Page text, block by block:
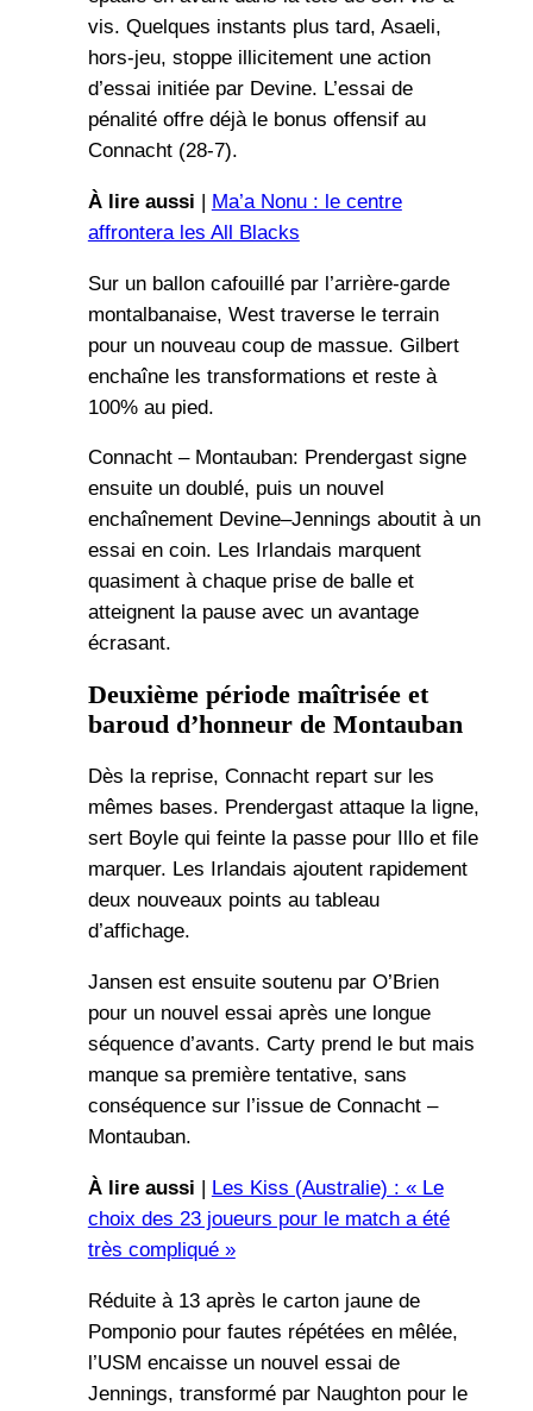
vis. Quelques instants plus tard, Asaeli,
hors-jeu, stoppe illicitement une action
d’essai initiée par Devine. L’essai de
pénalité offre déjà le bonus offensif au
Connacht (28-7).
À lire aussi | Ma’a Nonu : le centre
affrontera les All Blacks
Sur un ballon cafouillé par l’arrière-garde
montalbanaise, West traverse le terrain
pour un nouveau coup de massue. Gilbert
enchaîne les transformations et reste à
100% au pied.
Connacht – Montauban: Prendergast signe
ensuite un doublé, puis un nouvel
enchaînement Devine–Jennings aboutit à un
essai en coin. Les Irlandais marquent
quasiment à chaque prise de balle et
atteignent la pause avec un avantage
écrasant.
Deuxième période maîtrisée et
baroud d’honneur de Montauban
Dès la reprise, Connacht repart sur les
mêmes bases. Prendergast attaque la ligne,
sert Boyle qui feinte la passe pour Illo et file
marquer. Les Irlandais ajoutent rapidement
deux nouveaux points au tableau
d’affichage.
Jansen est ensuite soutenu par O’Brien
pour un nouvel essai après une longue
séquence d’avants. Carty prend le but mais
manque sa première tentative, sans
conséquence sur l’issue de Connacht –
Montauban.
À lire aussi | Les Kiss (Australie) : « Le
choix des 23 joueurs pour le match a été
très compliqué »
Réduite à 13 après le carton jaune de
Pomponio pour fautes répétées en mêlée,
l’USM encaisse un nouvel essai de
Jennings, transformé par Naughton pour le